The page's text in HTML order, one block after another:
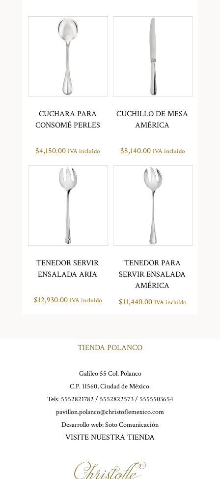
CUCHARA PARA
CONSOMÉ PERLES
$4,150.00 IVA incluido
CUCHILLO DE MESA
AMÉRICA
$5,140.00 IVA incluido
TENEDOR SERVIR
ENSALADA ARIA
$12,930.00 IVA incluido
TENEDOR PARA
SERVIR ENSALADA
AMÉRICA
$11,440.00 IVA incluido
TIENDA POLANCO
Galileo 55 Col. Polanco
C.P. 11560, Ciudad de México.
Tels: 5552821782 / 5552822573 / 5555503654
pavillon.polanco@christoflemexico.com
Desarrollo web:Soto Comunicación
VISITE NUESTRA TIENDA